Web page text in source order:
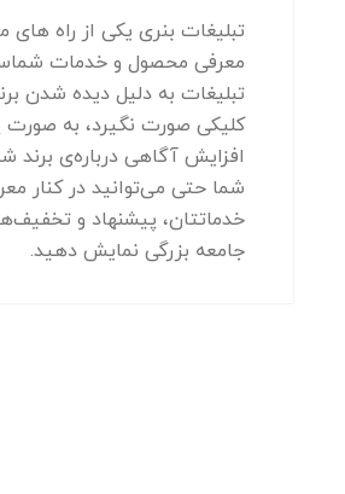
تبلیغات بنری یکی از راه‌ های
معرفی محصول و خدمات
تبلیغات به دلیل دیده شدن
کلیکی صورت نگیرد، به
افزایش آگاهی درباره‌ی برند
شما حتی می‌توانید در کنار
خدماتتان، پیشنهاد و
جامعه بزرگی نمایش دهید.